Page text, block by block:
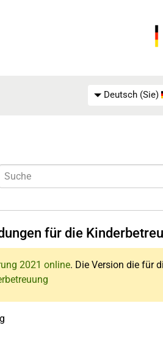
Deutsch (Sie)
für die
2021 online. Die Version die für